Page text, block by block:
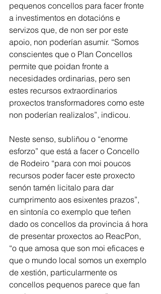
pequenos concellos para facer fronte
a investimentos en dotacións e
servizos que, de non ser por este
apoio, non poderían asumir. “Somos
conscientes que o Plan Concellos
permite que poidan fronte a
necesidades ordinarias, pero sen
estes recursos extraordinarios
proxectos transformadores como este
non poderían realizalos”, indicou.
Neste senso, subliñou o “enorme
esforzo” que está a facer o Concello
de Rodeiro “para con moi poucos
recursos poder facer este proxecto
senón tamén licitalo para dar
cumprimento aos esixentes prazos”,
en sintonía co exemplo que teñen
dado os concellos da provincia á hora
de presentar proxectos ao ReacPon,
“o que amosa que son moi eficaces e
que o mundo local somos un exemplo
de xestión, particularmente os
concellos pequenos parece que fan